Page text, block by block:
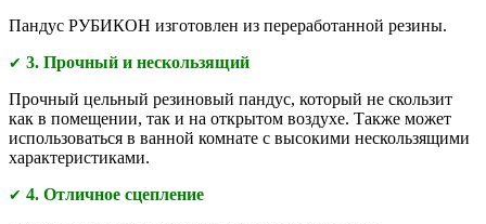
Пандус РУБИКОН изготовлен из переработанной резины.
✔ 3. Прочный и нескользящий
Прочный цельный резиновый пандус, который не скользит
как в помещении, так и на открытом воздухе. Также может
использоваться в ванной комнате с высокими нескользящими
характеристиками.
✔ 4. Отличное сцепление